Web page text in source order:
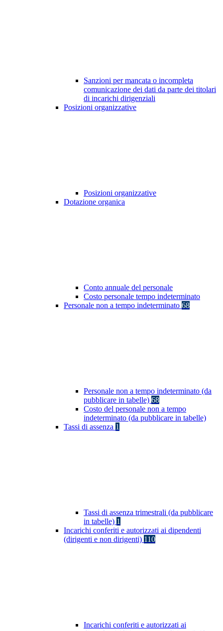
Sanzioni per mancata o incompleta
comunicazione dei dati da parte dei titolari
di incarichi dirigenziali
Posizioni organizzative
Posizioni organizzative
Dotazione organica
Conto annuale del personale
Costo personale tempo indeterminato
Personale non a tempo indeterminato 68
Personale non a tempo indeterminato (da
pubblicare in tabelle) 68
Costo del personale non a tempo
indeterminato (da pubblicare in tabelle)
Tassi di assenza 1
Tassi di assenza trimestrali (da pubblicare
in tabelle) 1
Incarichi conferiti e autorizzati ai dipendenti
(dirigenti e non dirigenti) 110
Incarichi conferiti e autorizzati ai